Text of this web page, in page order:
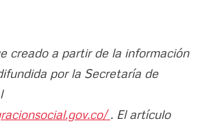
creado a partir de la información
por la Secretaría de
. El artículo